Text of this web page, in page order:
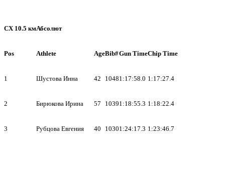
СХ 10.5 кмАбсолют
Pos Athlete AgeBib#Gun TimeChip Time
1 Шустова Инна 42 10481:17:58.0 1:17:27.4
2 Бирюкова Ирина 57 10391:18:55.3 1:18:22.4
3 Рубцова Евгения 40 10301:24:17.3 1:23:46.7